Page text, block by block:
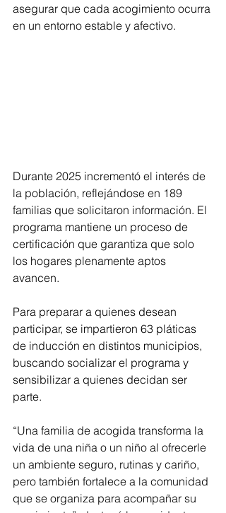
asegurar que cada acogimiento ocurra
en un entorno estable y afectivo.
Durante 2025 incrementó el interés de
la población, reflejándose en 189
familias que solicitaron información. El
programa mantiene un proceso de
certificación que garantiza que solo
los hogares plenamente aptos
avancen.
Para preparar a quienes desean
participar, se impartieron 63 pláticas
de inducción en distintos municipios,
buscando socializar el programa y
sensibilizar a quienes decidan ser
parte.
“Una familia de acogida transforma la
vida de una niña o un niño al ofrecerle
un ambiente seguro, rutinas y cariño,
pero también fortalece a la comunidad
que se organiza para acompañar su